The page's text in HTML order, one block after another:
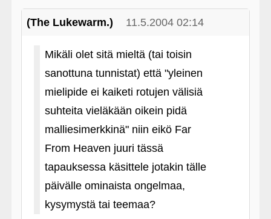
(The Lukewarm.) 11.5.2004 02:14
Mikäli olet sitä mieltä (tai toisin
sanottuna tunnistat) että "yleinen
mielipide ei kaiketi rotujen välisiä
suhteita vieläkään oikein pidä
malliesimerkkinä" niin eikö Far
From Heaven juuri tässä
tapauksessa käsittele jotakin tälle
päivälle ominaista ongelmaa,
kysymystä tai teemaa?